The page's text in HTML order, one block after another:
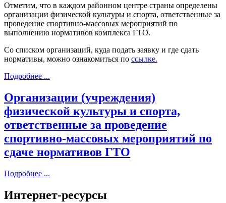
Отметим, что в каждом районном центре страны определены
организации физической культуры и спорта, ответственные за
проведение спортивно-массовых мероприятий по
выполнению нормативов комплекса ГТО.
Со списком организаций, куда подать заявку и где сдать
нормативы, можно ознакомиться по ссылке.
Подробнее ...
Организации (учреждения)
физической культуры и спорта,
ответственные за проведение
спортивно-массовых мероприятий по
сдаче нормативов ГТО
Подробнее ...
Интернет-ресурсы